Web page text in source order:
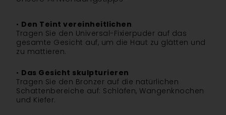
• Den Teint vereinheitlichen
Tragen Sie den Universal-Fixierpuder auf das
gesamte Gesicht auf, um die Haut zu glätten und
zu mattieren.
• Das Gesicht skulpturieren
Tragen Sie den Bronzer auf die natürlichen
Schattenbereiche auf: Schläfen, Wangenknochen
und Kiefer.